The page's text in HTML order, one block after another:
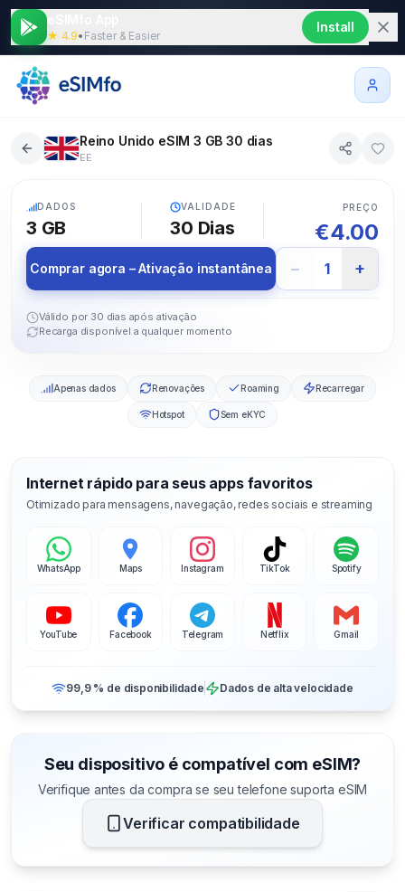
★ 4.9• Faster & Easier
Install
Reino Unido eSIM 3 GB 30 dias
EE
DADOS
3 GB
VALIDADE
30 Dias
PREÇO
€4.00
Comprar agora – Ativação instantânea − 1 +
Válido por 30 dias após ativação
Recarga disponível a qualquer momento
Apenas dados Renovações Roaming Recarregar
Hotspot Sem eKYC
Internet rápido para seus apps favoritos
Otimizado para mensagens, navegação, redes sociais e streaming
WhatsApp Maps Instagram TikTok Spotify
YouTube Facebook Telegram Netflix Gmail
99,9 % de disponibilidade Dados de alta velocidade
Seu dispositivo é compatível com eSIM?
Verifique antes da compra se seu telefone suporta eSIM
Verificar compatibilidade